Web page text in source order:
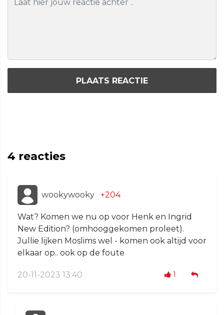
PLAATS REACTIE
4 reacties
wookywooky +204
Wat? Komen we nu op voor Henk en Ingrid
New Edition? (omhooggekomen proleet).
Jullie lijken Moslims wel - komen ook altijd voor
elkaar op.. ook op de foute
20-11-2023 13:40 1